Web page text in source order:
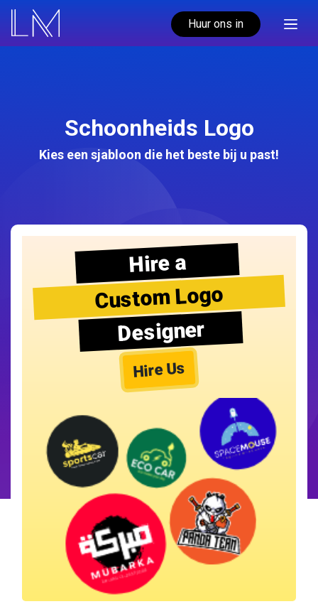
Huur ons in
Schoonheids Logo
Kies een sjabloon die het beste bij u past!
Hire a
Custom Logo
Designer
Hire Us